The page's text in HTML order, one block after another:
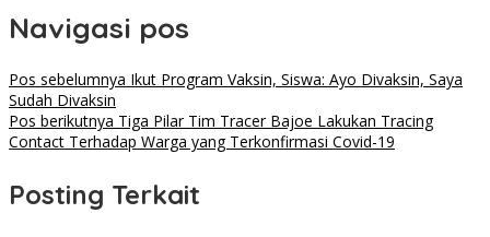
Navigasi pos
Pos sebelumnya Ikut Program Vaksin, Siswa: Ayo Divaksin, Saya
Sudah Divaksin
Pos berikutnya Tiga Pilar Tim Tracer Bajoe Lakukan Tracing
Contact Terhadap Warga yang Terkonfirmasi Covid-19
Posting Terkait